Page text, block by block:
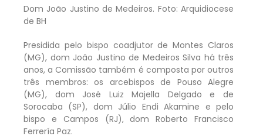
Dom João Justino de Medeiros. Foto: Arquidiocese
de BH
Presidida pelo bispo coadjutor de Montes Claros
(MG), dom João Justino de Medeiros Silva há três
anos, a Comissão também é composta por outros
três membros: os arcebispos de Pouso Alegre
(MG), dom José Luiz Majella Delgado e de
Sorocaba (SP), dom Júlio Endi Akamine e pelo
bispo e Campos (RJ), dom Roberto Francisco
Ferrería Paz.